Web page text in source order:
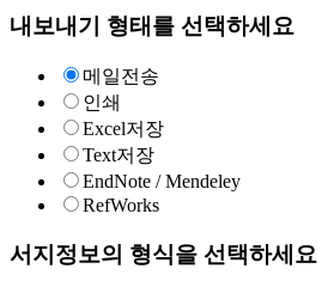
내보내기 형태를 선택하세요
메일전송
인쇄
Excel저장
Text저장
EndNote / Mendeley
RefWorks
서지정보의 형식을 선택하세요